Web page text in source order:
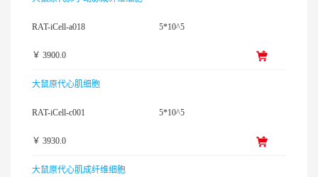
RAT-iCell-a018 5*10^5
￥ 3900.0
大鼠原代心肌细胞
RAT-iCell-c001 5*10^5
￥ 3930.0
大鼠原代心肌成纤维细胞